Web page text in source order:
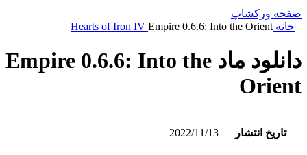
صفحه ورکشاپ
خانه
Hearts of Iron IV Empire 0.6.6: Into the Orient
دانلود ماد Empire 0.6.6: Into the
Orient
تاریخ انتشار 2022/11/13